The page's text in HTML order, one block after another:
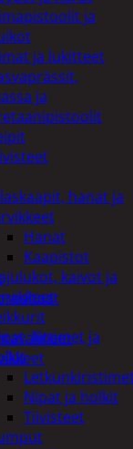
ja
ja lukitteet
ja
hanat ja
Hanat
Kaapistot
kaivot ja
liittimet ja
Nipat ja holkit
Tiivisteet